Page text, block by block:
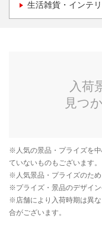
生活雑貨・インテ